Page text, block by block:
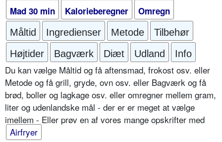
Mad 30 min
Kalorieberegner Omregn
Måltid Ingredienser Metode
Tilbehør
Højtider
Bagværk Diæt Udland Info
Du kan vælge Måltid og få aftensmad, frokost osv. eller
Metode og få grill, gryde, ovn osv. eller Bagværk og få
brød, boller og lagkage osv. eller omregner mellem gram,
liter og udenlandske mål - der er er meget at vælge
imellem - Eller prøv en af vores mange opskrifter med
Airfryer